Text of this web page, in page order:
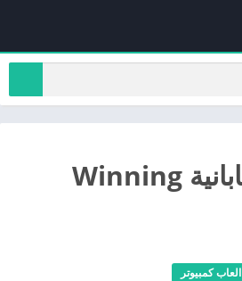
تحميل لعبة اليابانية Winning
العاب كمبيوتر